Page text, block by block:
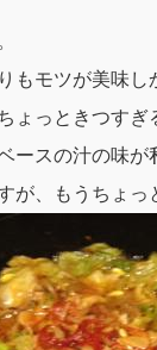
もモツが美味し
ょっときつすぎ
ースの汁の味が
が、もうちょ